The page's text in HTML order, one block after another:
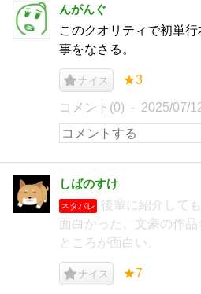
んがんぐ
このクオリティで初単
事をなさる。
ナイス ★3
コメント(0) 2025/07/
しばのすけ
ネタバレ
後輩に紹介して
面白かった。文豪の作
ところが面白い。
ナイス ★7